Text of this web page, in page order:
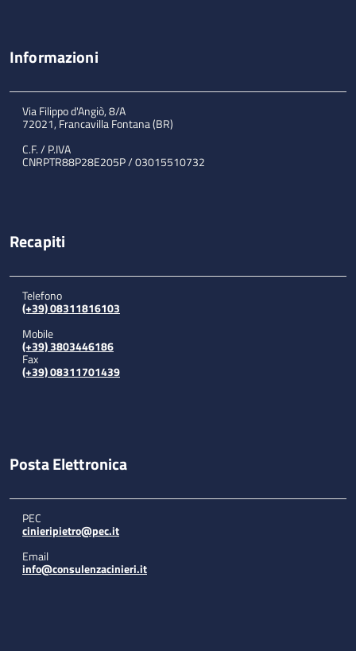
Informazioni
Via Filippo d'Angiò, 8/A
72021, Francavilla Fontana (BR)
C.F. / P.IVA
CNRPTR88P28E205P / 03015510732
Recapiti
Telefono
(+39) 08311816103
Mobile
(+39) 3803446186
Fax
(+39) 08311701439
Posta Elettronica
PEC
cinieripietro@pec.it
Email
info@consulenzacinieri.it